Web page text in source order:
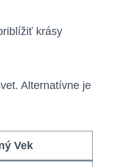
krásy
Alternatívne je
Vek